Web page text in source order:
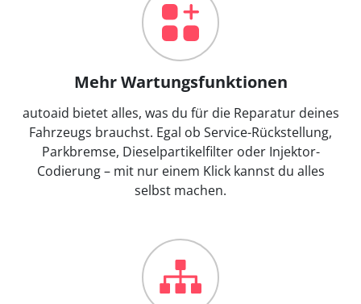
Mehr Wartungsfunktionen
autoaid bietet alles, was du für die Reparatur deines
Fahrzeugs brauchst. Egal ob Service-Rückstellung,
Parkbremse, Dieselpartikelfilter oder Injektor-
Codierung – mit nur einem Klick kannst du alles
selbst machen.